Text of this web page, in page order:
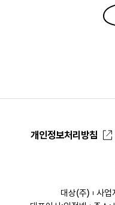
개인정보처리방침
대상(주)
사업